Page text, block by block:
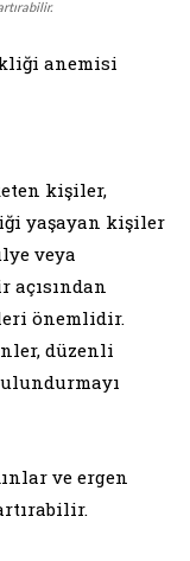
anemisi
kişiler,
yaşayan kişiler
veya
önemlidir.
düzenli
ve ergen